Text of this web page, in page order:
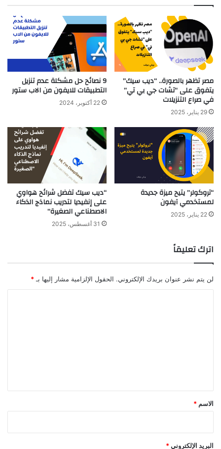
مصر تظهر بالصورة.. “ديب سيك”
يتفوق على “تشات جي بي تي”
في صراع التنزيلات
29 يناير، 2025
9 نصائح حل مشكلة عدم تنزيل
التطبيقات للايفون من الاب ستور
22 أكتوبر، 2024
“تروكولر” يتيح ميزة جديدة
لمستخدمي آيفون
22 يناير، 2025
“ديب سيك تفضل شرائح هواوي
على إنفيديا لتدريب نماذج الذكاء
الاصطناعي الصغيرة”
31 أغسطس، 2025
اترك تعليقاً
لن يتم نشر عنوان بريدك الإلكتروني. الحقول الإلزامية مشار إليها بـ *
*
الاسم *
البريد الإلكتروني *